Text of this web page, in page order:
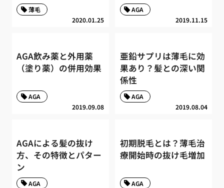
2020.01.25
薄毛
2019.11.15
AGA
AGA飲み薬と外用薬
（塗り薬）の併用効果
2019.09.08
AGA
亜鉛サプリは薄毛に効
果あり？髪との深い関
係性
2019.08.04
AGA
AGAによる髪の抜け
方、その特徴とパター
ン
AGA
初期脱毛とは？薄毛治
療開始時の抜け毛増加
AGA